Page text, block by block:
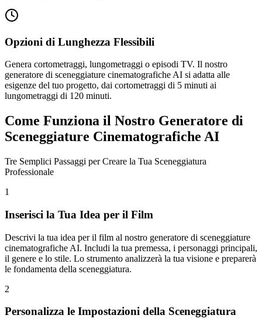
Opzioni di Lunghezza Flessibili
Genera cortometraggi, lungometraggi o episodi TV. Il nostro
generatore di sceneggiature cinematografiche AI si adatta alle
esigenze del tuo progetto, dai cortometraggi di 5 minuti ai
lungometraggi di 120 minuti.
Come Funziona il Nostro Generatore di
Sceneggiature Cinematografiche AI
Tre Semplici Passaggi per Creare la Tua Sceneggiatura
Professionale
1
Inserisci la Tua Idea per il Film
Descrivi la tua idea per il film al nostro generatore di sceneggiature
cinematografiche AI. Includi la tua premessa, i personaggi principali,
il genere e lo stile. Lo strumento analizzerà la tua visione e preparerà
le fondamenta della sceneggiatura.
2
Personalizza le Impostazioni della Sceneggiatura